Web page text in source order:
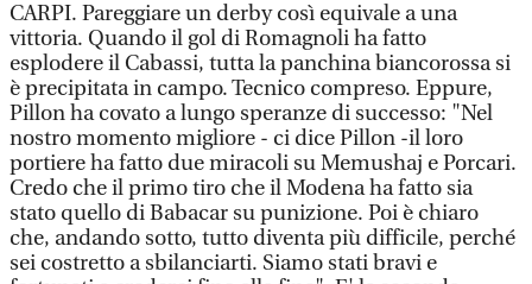
CARPI. Pareggiare un derby così equivale a una
vittoria. Quando il gol di Romagnoli ha fatto
esplodere il Cabassi, tutta la panchina biancorossa si
è precipitata in campo. Tecnico compreso. Eppure,
Pillon ha covato a lungo speranze di successo: "Nel
nostro momento migliore - ci dice Pillon -il loro
portiere ha fatto due miracoli su Memushaj e Porcari.
Credo che il primo tiro che il Modena ha fatto sia
stato quello di Babacar su punizione. Poi è chiaro
che, andando sotto, tutto diventa più difficile, perché
sei costretto a sbilanciarti. Siamo stati bravi e